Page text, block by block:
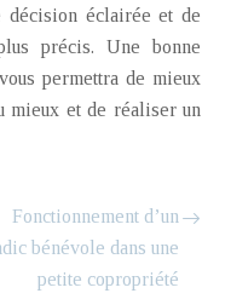
décision éclairée et de
précis. Une bonne
permettra de mieux
mieux et de réaliser un
Fonctionnement d’un
bénévole dans une
petite copropriété